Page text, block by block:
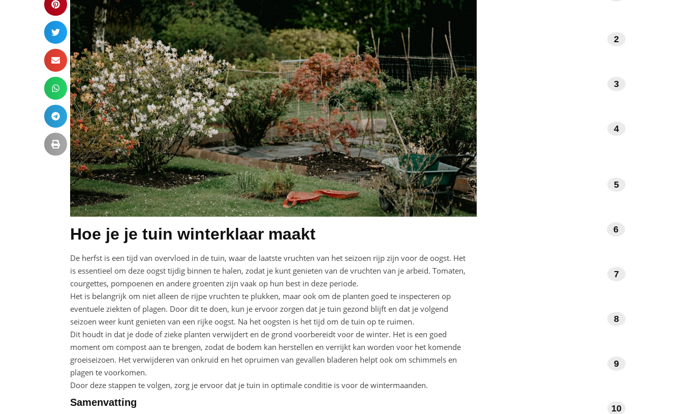
Hoe je je tuin winterklaar maakt
De herfst is een tijd van overvloed in de tuin, waar de laatste vruchten van het seizoen rijp zijn voor de oogst. Het
is essentieel om deze oogst tijdig binnen te halen, zodat je kunt genieten van de vruchten van je arbeid. Tomaten,
courgettes, pompoenen en andere groenten zijn vaak op hun best in deze periode.
Het is belangrijk om niet alleen de rijpe vruchten te plukken, maar ook om de planten goed te inspecteren op
eventuele ziekten of plagen. Door dit te doen, kun je ervoor zorgen dat je tuin gezond blijft en dat je volgend
seizoen weer kunt genieten van een rijke oogst. Na het oogsten is het tijd om de tuin op te ruimen.
Dit houdt in dat je dode of zieke planten verwijdert en de grond voorbereidt voor de winter. Het is een goed
moment om compost aan te brengen, zodat de bodem kan herstellen en verrijkt kan worden voor het komende
groeiseizoen. Het verwijderen van onkruid en het opruimen van gevallen bladeren helpt ook om schimmels en
plagen te voorkomen.
Door deze stappen te volgen, zorg je ervoor dat je tuin in optimale conditie is voor de wintermaanden.
Samenvatting
2
3
4
5
6
7
8
9
10